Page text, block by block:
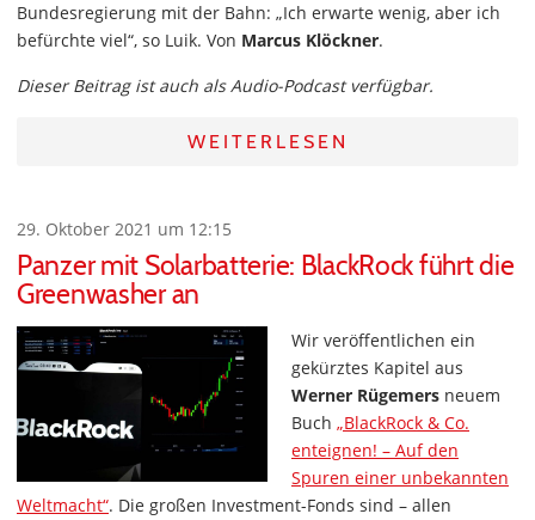
Bundesregierung mit der Bahn: „Ich erwarte wenig, aber ich
befürchte viel“, so Luik. Von Marcus Klöckner.
Dieser Beitrag ist auch als Audio-Podcast verfügbar.
WEITERLESEN
29. Oktober 2021 um 12:15
Panzer mit Solarbatterie: BlackRock führt die
Greenwasher an
Wir veröffentlichen ein
gekürztes Kapitel aus
Werner Rügemers neuem
Buch „BlackRock & Co.
enteignen! – Auf den
Spuren einer unbekannten
Weltmacht“. Die großen Investment-Fonds sind – allen